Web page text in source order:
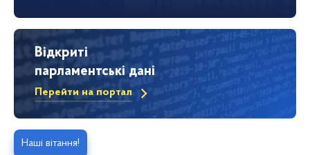
Відкриті
парламентські дані
Перейти на портал
Наші вітання!